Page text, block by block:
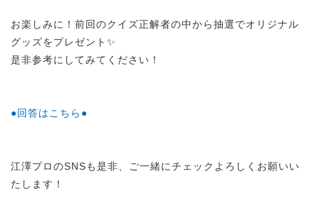
お楽しみに！前回のクイズ正解者の中から抽選でオリジナル
グッズをプレゼント✨
是非参考にしてみてください！
●回答はこちら●
江澤プロのSNSも是非、ご一緒にチェックよろしくお願いい
たします！